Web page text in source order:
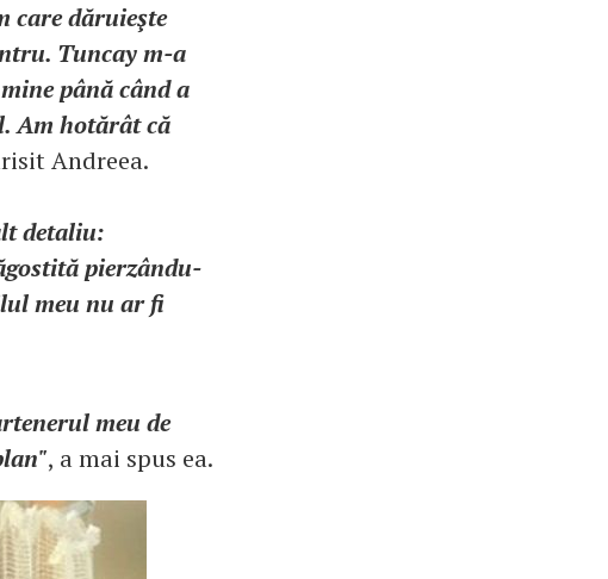
care dăruieşte
Tuncay m-a
până când a
Am hotărât că
Andreea.
detaliu:
pierzându-
meu nu ar fi
meu de
, a mai spus ea.